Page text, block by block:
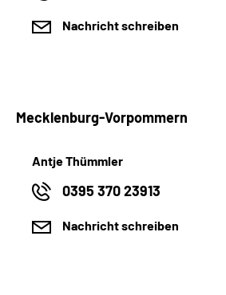
Nachricht schreiben
Mecklenburg-Vorpommern
Antje Thümmler
0395 370 23913
Nachricht schreiben